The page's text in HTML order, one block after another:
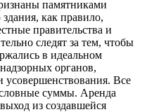
памятниками
как правило,
правительства и
следят за тем, чтобы
в идеальном
органов,
Все
суммы. Аренда
из создавшейся